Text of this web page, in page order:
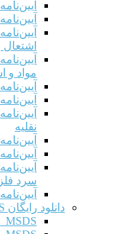
اشتعال
مواد و
نقلیه
سرد
دانلود رایگان MSDS مواد شیمیایی
MSDS روغن هیدرولیک pdf